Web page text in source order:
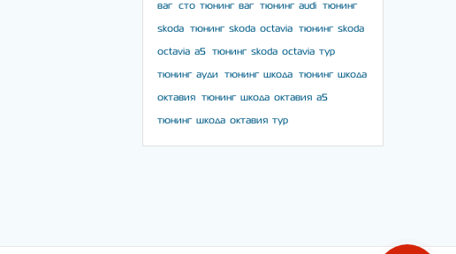
ваг сто тюнинг ваг тюнинг audi тюнинг
skoda тюнинг skoda octavia тюнинг skoda
octavia a5 тюнинг skoda octavia тур
тюнинг ауди тюнинг шкода тюнинг шкода
октавия тюнинг шкода октавия а5
тюнинг шкода октавия тур